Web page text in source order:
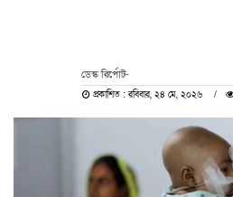
ডেস্ক রির্পোট-
প্রকাশিত : রবিবার, ২৪ মে, ২০২৬